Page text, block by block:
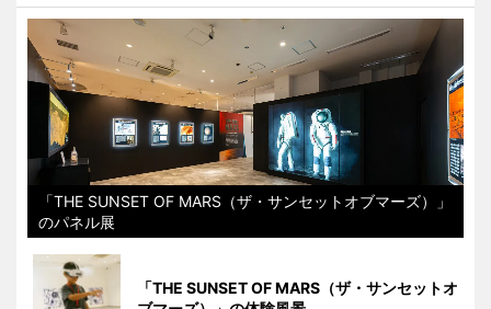
「THE SUNSET OF MARS（ザ・サンセットオブマーズ）」
のパネル展
「THE SUNSET OF MARS（ザ・サンセットオ